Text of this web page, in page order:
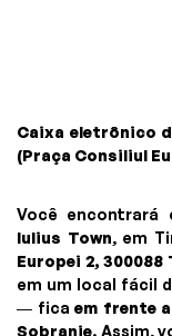
Caixa eletrônico
(Praça Consiliul
Você
Iulius Town, em
Europei 2,
em um local fácil
— fica em frente
Sobranie. Assim,